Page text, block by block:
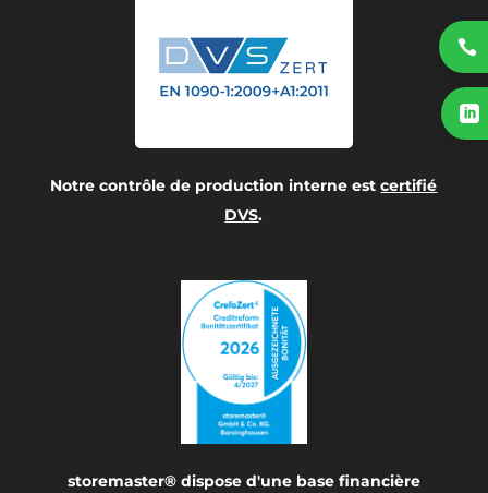
Notre contrôle de production interne estcertifié
DVS.
storemaster® dispose d'une base financière

